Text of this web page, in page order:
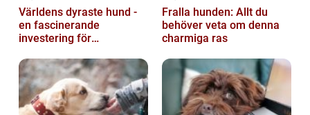
Världens dyraste hund -
en fascinerande
investering för
Fralla hunden: Allt du
behöver veta om denna
charmiga ras